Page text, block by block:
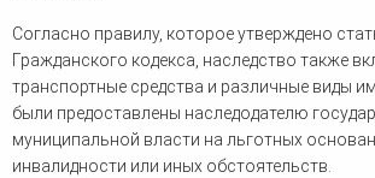
Согласно правилу, которое утверждено
Гражданского кодекса, наследство также
транспортные средства и различные виды
были предоставлены наследодателю
муниципальной власти на льготных
инвалидности или иных обстоятельств.